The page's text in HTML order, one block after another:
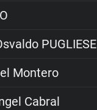
PUGLIESE
Montero
Cabral